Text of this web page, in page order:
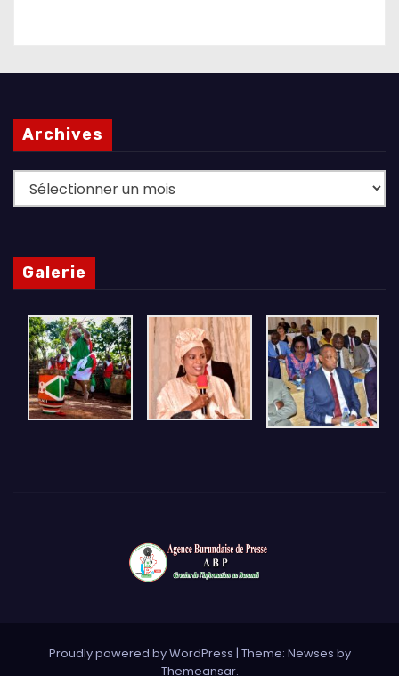
Archives
Archives
Galerie
Proudly powered by WordPress | Theme: Newses by
Themeansar.